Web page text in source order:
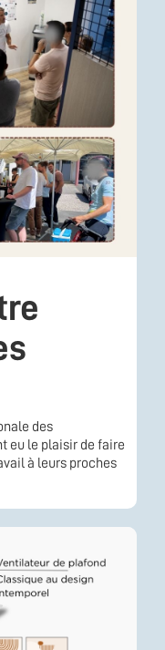
des
eu le plaisir de faire
à leurs proches